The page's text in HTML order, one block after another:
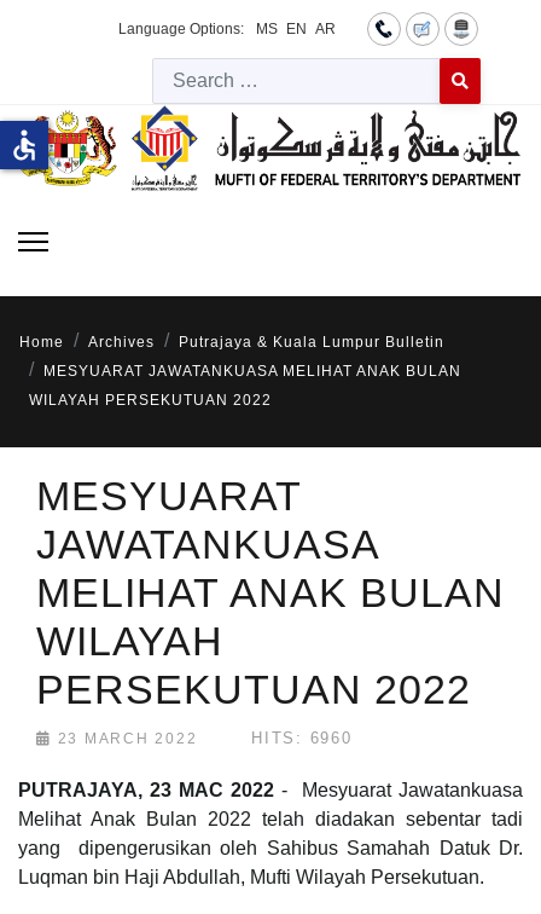
Language Options: MS EN AR
Type 2 or
Home Archives
Putrajaya & Kuala Lumpur Bulletin
MESYUARAT JAWATANKUASA MELIHAT ANAK BULAN
WILAYAH PERSEKUTUAN 2022
MESYUARAT
JAWATANKUASA
MELIHAT ANAK BULAN
WILAYAH
PERSEKUTUAN 2022
23 MARCH 2022 HITS: 6960
PUTRAJAYA, 23 MAC 2022 - Mesyuarat Jawatankuasa
Melihat Anak Bulan 2022 telah diadakan sebentar tadi
yang dipengerusikan oleh Sahibus Samahah Datuk Dr.
Luqman bin Haji Abdullah, Mufti Wilayah Persekutuan.
accessible